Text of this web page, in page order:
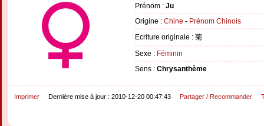
Prénom : Ju
Origine : Chine - Prénom Chinois
Ecriture originale : 菊
Sexe : Féminin
Sens : Chrysanthème
Imprimer Dernière mise à jour : 2010-12-20 00:47:43 Partager / Recommander